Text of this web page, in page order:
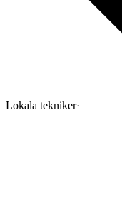
Lokala tekniker·